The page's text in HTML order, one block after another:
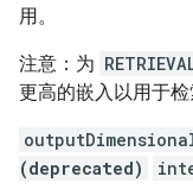
用。
注意：为
更高的嵌入以用于检
(deprecated)